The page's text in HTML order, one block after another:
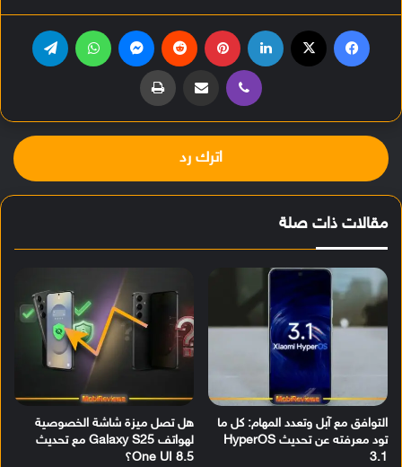
ڤايبر مشاركة عبر البريد طباعة
اترك رد
مقالات ذات صلة
التوافق مع آبل وتعدد المهام: كل ما
تود معرفته عن تحديث HyperOS
3.1
هل تصل ميزة شاشة الخصوصية
لهواتف Galaxy S25 مع تحديث
One UI 8.5؟